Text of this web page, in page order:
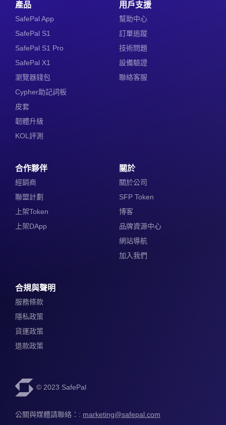
產品
SafePal App
SafePal S1
SafePal S1 Pro
SafePal X1
瀏覽器錢包
Cypher助記詞板
皮套
韌體升級
KOL評測
用戶支援
幫助中心
訂單追蹤
技術問題
設備驗證
聯絡客服
合作夥伴
經銷商
聯盟計劃
上架Token
上架DApp
關於
關於公司
SFP Token
博客
品牌資源中心
網站導航
加入我們
合規與聲明
服務條款
隱私政策
貨運政策
退款政策
© 2023 SafePal
公關與媒體請聯絡：: marketing@safepal.com